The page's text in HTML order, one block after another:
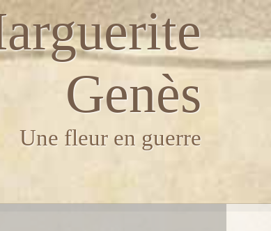
Genès
Une fleur en guerre